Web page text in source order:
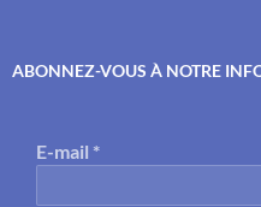
ABONNEZ-VOUS À NOTRE
E-mail *